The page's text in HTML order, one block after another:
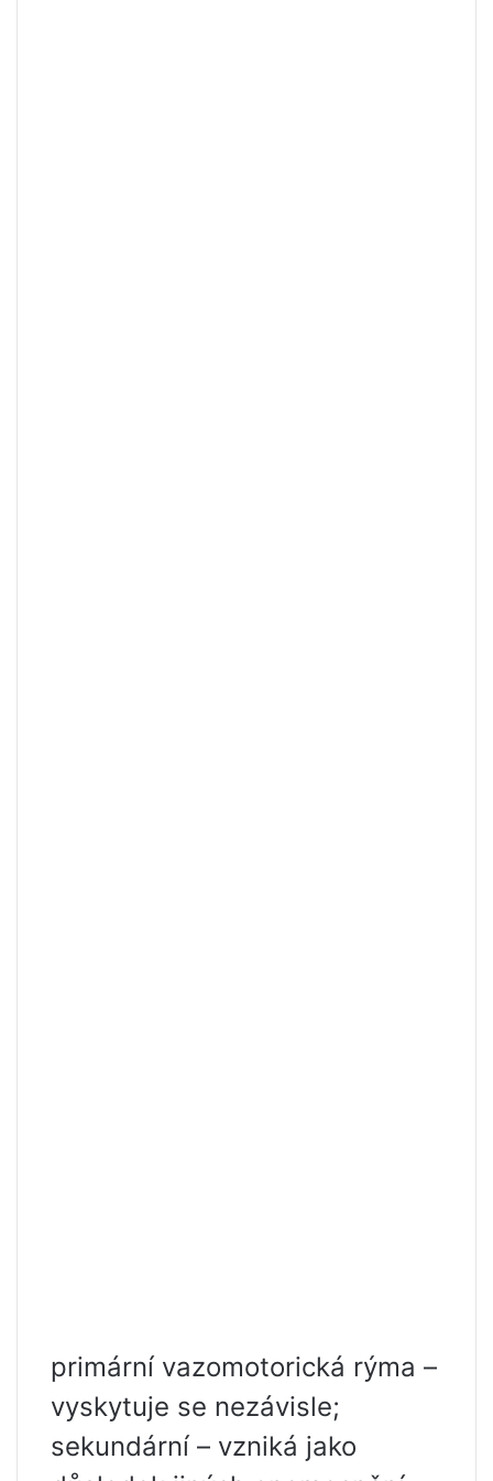
primární vazomotorická rýma –
vyskytuje se nezávisle;
sekundární – vzniká jako